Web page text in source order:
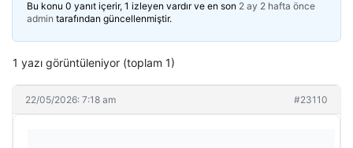
Bu konu 0 yanıt içerir, 1 izleyen vardır ve en son 2 ay 2 hafta önce
admin tarafından güncellenmiştir.
1 yazı görüntüleniyor (toplam 1)
22/05/2026: 7:18 am #23110